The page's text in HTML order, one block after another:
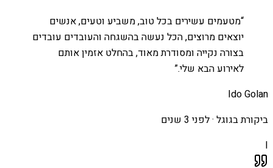
“מטעמים עשירים בכל טוב, משביע וטעים, אנשים
יוצאים מרוצים, הכל נעשה בהשגחה והעובדים עובדים
בצורה נקייה ומסודרת מאוד, בהחלט אזמין אותם
לאירוע הבא שלי.”
Ido Golan
ביקורת בגוגל ·לפני 3 שנים
I